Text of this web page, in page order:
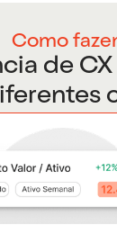
Como
de